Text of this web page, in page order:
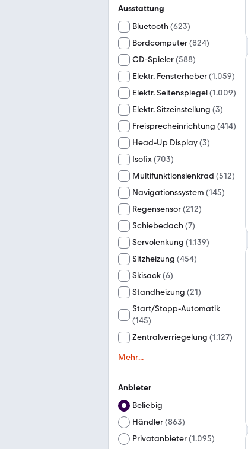
Ausstattung
Bluetooth (623)
Bordcomputer(824)
CD-Spieler(588)
Elektr. Fensterheber(1.059)
Elektr. Seitenspiegel(1.009)
Elektr. Sitzeinstellung (3)
Freisprecheinrichtung (414)
Head-Up Display(3)
Isofix(703)
Multifunktionslenkrad (512)
Navigationssystem (145)
Regensensor(212)
Schiebedach (7)
Servolenkung (1.139)
Sitzheizung (454)
Skisack(6)
Standheizung (21)
Start/Stopp-Automatik
(145)
Zentralverriegelung (1.127)
Mehr...
Anbieter
Beliebig
Händler(863)
Privatanbieter(1.095)